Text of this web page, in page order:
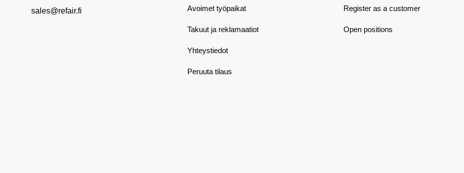
sales@refair.fi Avoimet työpaikat
Takuut ja reklamaatiot
Yhteystiedot
Peruuta tilaus
Register as a customer
Open positions